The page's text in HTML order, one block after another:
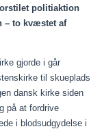
politiaktion
– to kvæstet af
gjorde i går
til skueplads
dansk kirke siden
på at fordrive
i blodsudgydelse i